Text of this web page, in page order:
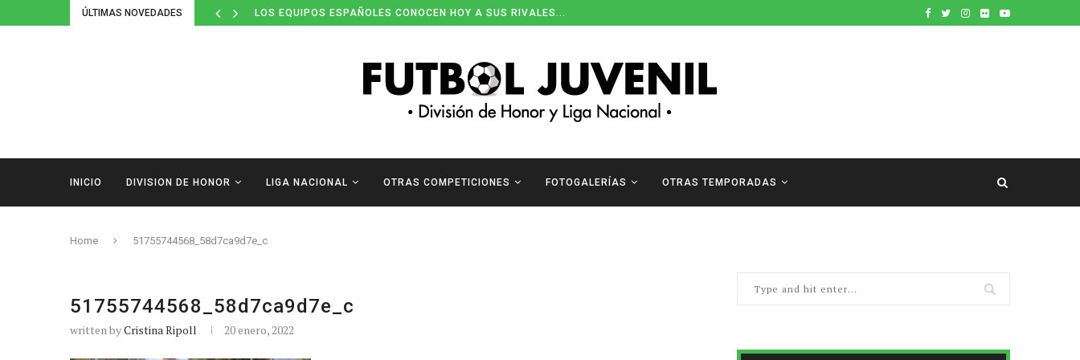
ÚLTIMAS NOVEDADES LOS EQUIPOS ESPAÑOLES CONOCEN HOY A SUS RIVALES...
INICIO DIVISION DE HONOR LIGA NACIONAL OTRAS COMPETICIONES FOTOGALERÍAS OTRAS TEMPORADAS
Home 51755744568_58d7ca9d7e_c
51755744568_58d7ca9d7e_c
written byCristina Ripoll 20 enero, 2022